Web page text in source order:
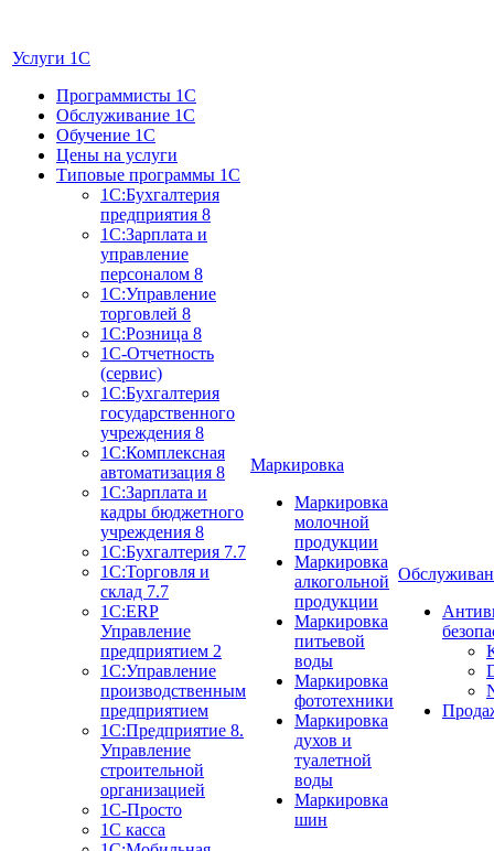
Услуги 1C
Программисты 1С
Обслуживание 1С
Обучение 1С
Цены на услуги
Типовые программы 1С
1С:Бухгалтерия
предприятия 8
1С:Зарплата и
управление
персоналом 8
1С:Управление
торговлей 8
1С:Розница 8
1С-Отчетность
(сервис)
1С:Бухгалтерия
государственного
учреждения 8
1С:Комплексная
автоматизация 8
1С:Зарплата и
кадры бюджетного
учреждения 8
1С:Бухгалтерия 7.7
1С:Торговля и
склад 7.7
1С:ERP
Управление
предприятием 2
1С:Управление
производственным
предприятием
1С:Предприятие 8.
Управление
строительной
организацией
1С-Просто
1С касса
Маркировка
Маркировка
молочной
продукции
Маркировка
алкогольной
продукции
Маркировка
питьевой
воды
Маркировка
фототехники
Маркировка
духов и
туалетной
воды
Маркировка
шин